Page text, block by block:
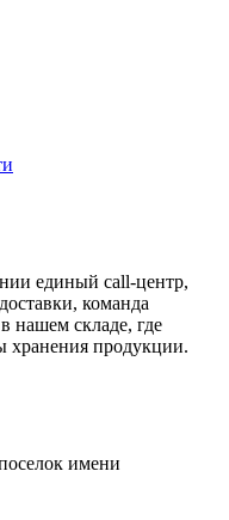
единый call-центр,
команда
нашем складе, где
хранения продукции.
имени